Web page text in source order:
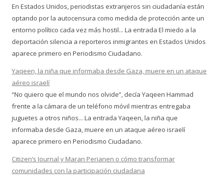
En Estados Unidos, periodistas extranjeros sin ciudadanía están
optando por la autocensura como medida de protección ante un
entorno político cada vez más hostil... La entrada El miedo a la
deportación silencia a reporteros inmigrantes en Estados Unidos
aparece primero en Periodismo Ciudadano.
Yaqeen, la niña que informaba desde Gaza, muere en un ataque
aéreo israelí
“No quiero que el mundo nos olvide”, decía Yaqeen Hammad
frente a la cámara de un teléfono móvil mientras entregaba
juguetes a otros niños... La entrada Yaqeen, la niña que
informaba desde Gaza, muere en un ataque aéreo israelí
aparece primero en Periodismo Ciudadano.
Citizen’s Journal y Maran Perianen o cómo transformar
comunidades con la participación ciudadana